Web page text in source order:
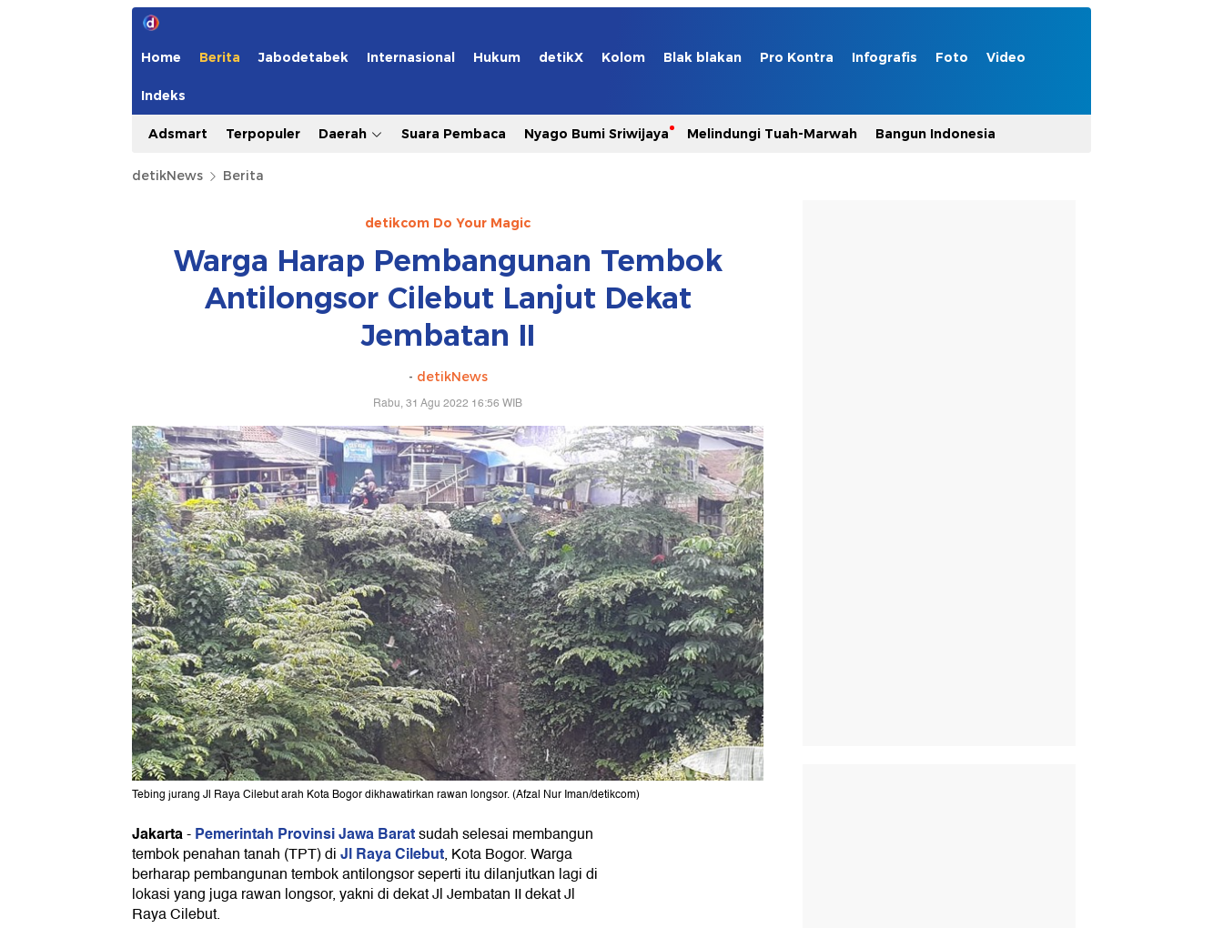
Home Berita Jabodetabek Internasional Hukum detikX Kolom Blak blakan Pro Kontra Infografis Foto Video
Indeks
Adsmart Terpopuler Daerah Suara Pembaca Nyago Bumi Sriwijaya Melindungi Tuah-Marwah Bangun Indonesia
detikNews Berita
detikcom Do Your Magic
Warga Harap Pembangunan Tembok
Antilongsor Cilebut Lanjut Dekat
Jembatan II
- detikNews
Rabu, 31 Agu 2022 16:56 WIB
Tebing jurang Jl Raya Cilebut arah Kota Bogor dikhawatirkan rawan longsor. (Afzal Nur Iman/detikcom)
Jakarta-Pemerintah Provinsi Jawa Baratsudah selesai membangun
tembok penahan tanah (TPT) diJl Raya Cilebut, Kota Bogor. Warga
berharap pembangunan tembok antilongsor seperti itu dilanjutkan lagi di
lokasi yang juga rawan longsor, yakni di dekat Jl Jembatan II dekat Jl
Raya Cilebut.